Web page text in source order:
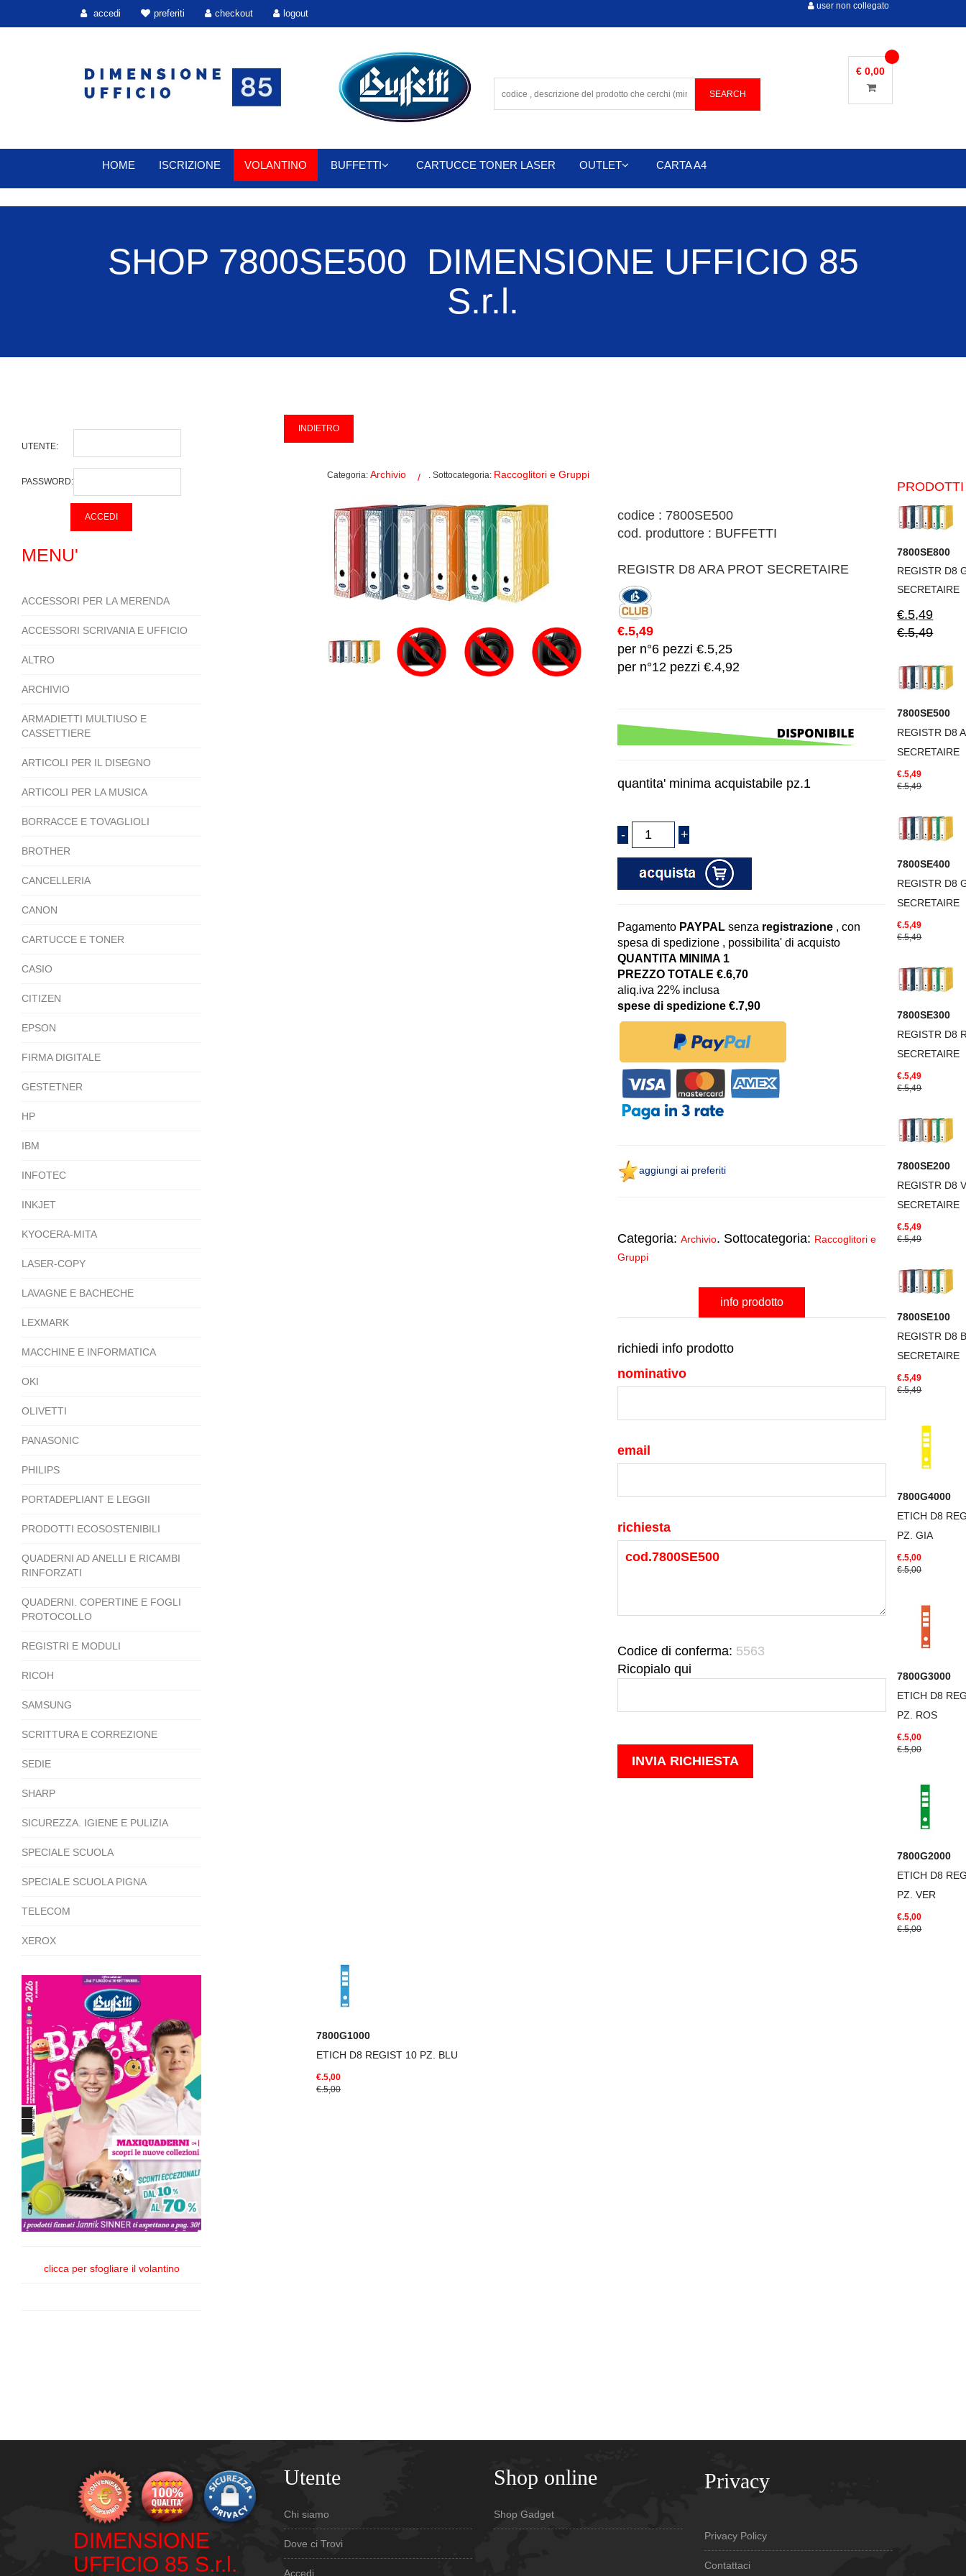
accedi preferiti checkout logout
user non collegato
€ 0,00
HOME ISCRIZIONE VOLANTINO BUFFETTI CARTUCCE TONER LASER OUTLET CARTA A4
SHOP 7800SE500 DIMENSIONE UFFICIO 85
S.r.l.
UTENTE:
PASSWORD:
MENU'
ACCESSORI PER LA MERENDA
ACCESSORI SCRIVANIA E UFFICIO
ALTRO
ARCHIVIO
ARMADIETTI MULTIUSO E
CASSETTIERE
ARTICOLI PER IL DISEGNO
ARTICOLI PER LA MUSICA
BORRACCE E TOVAGLIOLI
BROTHER
CANCELLERIA
CANON
CARTUCCE E TONER
CASIO
CITIZEN
EPSON
FIRMA DIGITALE
GESTETNER
HP
IBM
INFOTEC
INKJET
KYOCERA-MITA
LASER-COPY
LAVAGNE E BACHECHE
LEXMARK
MACCHINE E INFORMATICA
OKI
OLIVETTI
PANASONIC
PHILIPS
PORTADEPLIANT E LEGGII
PRODOTTI ECOSOSTENIBILI
QUADERNI AD ANELLI E RICAMBI
RINFORZATI
QUADERNI. COPERTINE E FOGLI
PROTOCOLLO
REGISTRI E MODULI
RICOH
SAMSUNG
SCRITTURA E CORREZIONE
SEDIE
SHARP
SICUREZZA. IGIENE E PULIZIA
SPECIALE SCUOLA
SPECIALE SCUOLA PIGNA
TELECOM
XEROX
clicca per sfogliare il volantino
Categoria: Archivio . Sottocategoria: Raccoglitori e Gruppi
codice : 7800SE500
cod. produttore : BUFFETTI
REGISTR D8 ARA PROT SECRETAIRE
€.5,49
per n°6 pezzi €.5,25
per n°12 pezzi €.4,92
quantita' minima acquistabile pz.1
Pagamento PAYPAL senza registrazione , con
spesa di spedizione , possibilita' di acquisto
QUANTITA MINIMA 1
PREZZO TOTALE €.6,70
aliq.iva 22% inclusa
spese di spedizione €.7,90
aggiungi ai preferiti
Categoria:Archivio. Sottocategoria: Raccoglitori e
Gruppi
info prodotto
richiedi info prodotto
nominativo
email
richiesta
Codice di conferma: 5563
Ricopialo qui
7800SE800
REGISTR D8
SECRETAIRE
€.5,49
€.5,49
7800SE500
REGISTR D8
SECRETAIRE
€.5,49
€.5,49
7800SE400
REGISTR D8
SECRETAIRE
€.5,49
€.5,49
7800SE300
REGISTR D8
SECRETAIRE
€.5,49
€.5,49
7800SE200
REGISTR D8
SECRETAIRE
€.5,49
€.5,49
7800SE100
REGISTR D8
SECRETAIRE
€.5,49
€.5,49
7800G4000
ETICH D8
PZ. GIA
€.5,00
€.5,00
7800G3000
ETICH D8
PZ. ROS
€.5,00
€.5,00
7800G2000
ETICH D8
PZ. VER
€.5,00
€.5,00
7800G1000
ETICH D8 REGIST 10 PZ. BLU
€.5,00
€.5,00
DIMENSIONE
UFFICIO 85 S.r.l.
Utente
Chi siamo
Dove ci Trovi
Accedi
Shop online
Shop Gadget
Privacy
Privacy Policy
Contattaci